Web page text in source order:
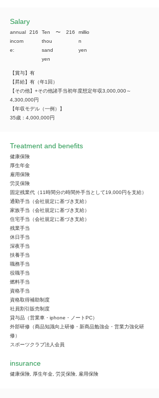
​Salary
annual
incom
e:
216
Ten
thou
sand
yen
​〜 216
millio
n
yen
【賞与】有
【昇給】有（年1回）
【その他】+その他諸手当初年度想定年収3,000,000～
4,300,000円
【年収モデル（一例）】
35歳：4,000,000円
Treatment and benefits
健康保険
厚生年金
雇用保険
労災保険
固定残業代（11時間分の時間外手当として19,000円を支給）
通勤手当（会社規定に基づき支給）
家族手当（会社規定に基づき支給）
住宅手当（会社規定に基づき支給）
残業手当
休日手当
深夜手当
扶養手当
職務手当
役職手当
燃料手当
資格手当
資格取得補助制度
社員割引販売制度
貸与品（営業車・iphone・ノートPC）
外部研修（商品知識向上研修・新商品勉強会・営業力強化研
修）
スポーツクラブ法人会員
insurance
健康保険, 厚生年金, 労災保険, 雇用保険